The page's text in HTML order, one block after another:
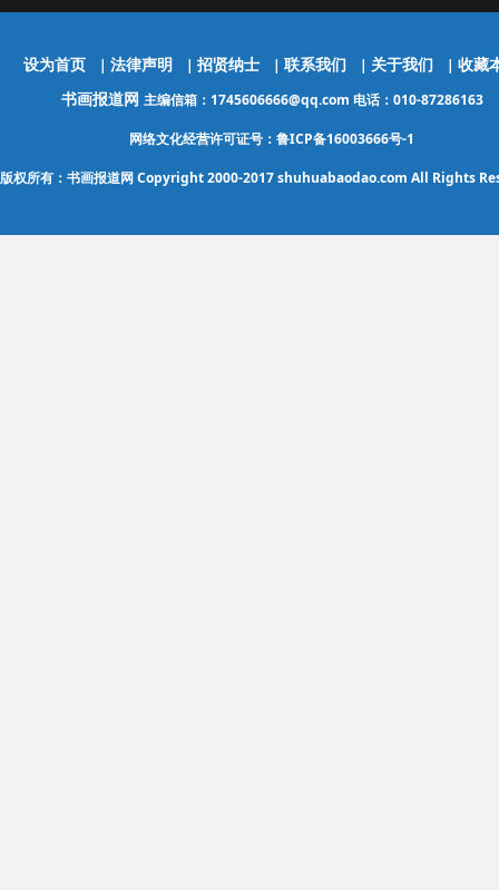
设为首页 | 法律声明 | 招贤纳士 | 联系我们 | 关于我们 | 收藏
书画报道网 主编信箱：1745606666@qq.com 电话：010-87286163
网络文化经营许可证号：鲁ICP备16003666号-1
版权所有：书画报道网 Copyright 2000-2017 shuhuabaodao.com All Rights